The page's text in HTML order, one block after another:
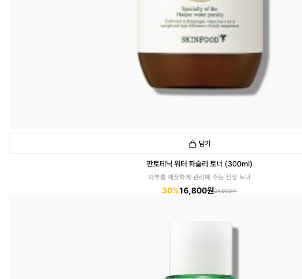
담기
판토테닉 워터 파슬리 토너 (300ml)
피부를 깨끗하게 관리해 주는 진정 토너
30%16,800원24,000원